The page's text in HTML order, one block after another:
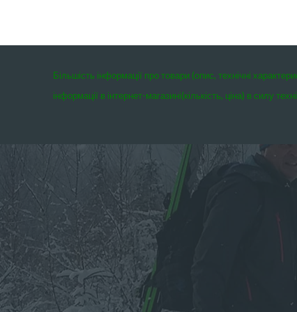
Більшість інформації про товари (опис, технічні
інформації в інтернет-магазині(кількість, ціна) в силу